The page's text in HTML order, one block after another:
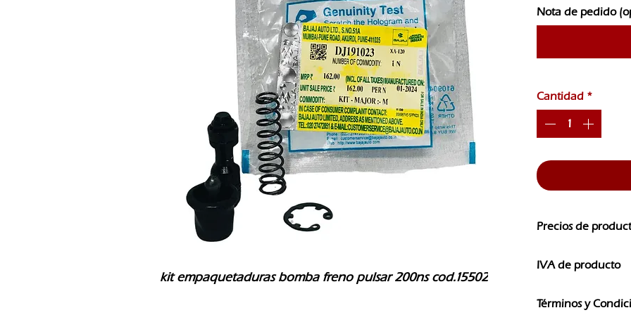
kit empaquetaduras bomba freno pulsar 200ns cod.15502
Nota de pedido
Cantidad *
Precios de
CAMBIOS SIN
IVA de producto
IVA
Términos y